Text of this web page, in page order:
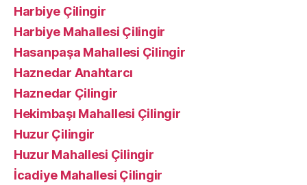
Harbiye Çilingir
Harbiye Mahallesi Çilingir
Hasanpaşa Mahallesi Çilingir
Haznedar Anahtarcı
Haznedar Çilingir
Hekimbaşı Mahallesi Çilingir
Huzur Çilingir
Huzur Mahallesi Çilingir
İcadiye Mahallesi Çilingir